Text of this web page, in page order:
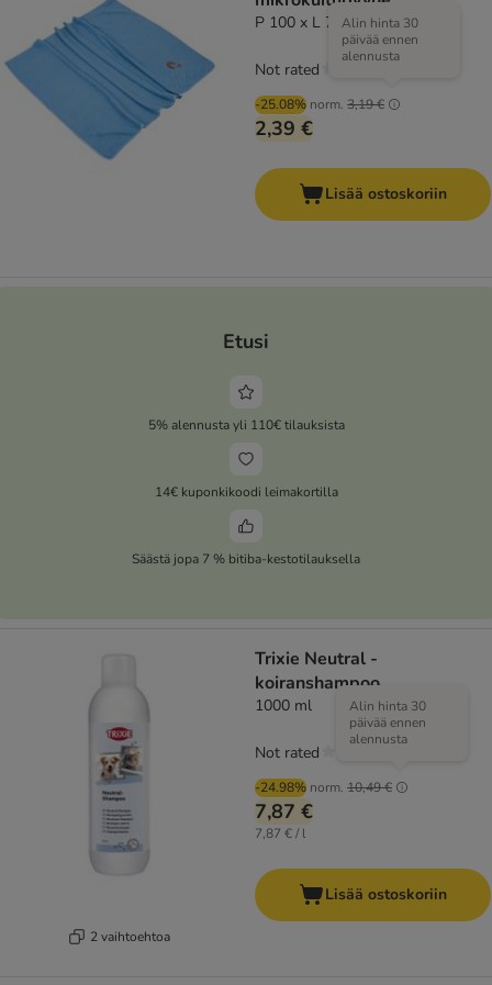
P 100 x L 70 cm, sininen
-25.08% norm. 3,19 €
Alin hinta 30
päivää ennen
alennusta
2,39 €
Not rated
Lisää ostoskoriin
Etusi
5% alennusta yli 110€ tilauksista
14€ kuponkikoodi leimakortilla
Säästä jopa 7 % bitiba-kestotilauksella
2 vaihtoehtoa
Trixie Neutral -
koiranshampoo
1000 ml
-24.98% norm. 10,49 €
Alin hinta 30
päivää ennen
alennusta
7,87 €
7,87 € / l
Not rated
Lisää ostoskoriin